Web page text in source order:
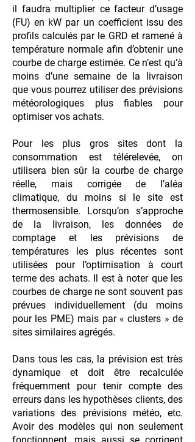
il faudra multiplier ce facteur d’usage
(FU) en kW par un coefficient issu des
profils calculés par le GRD et ramené à
température normale afin d’obtenir une
courbe de charge estimée. Ce n’est qu’à
moins d’une semaine de la livraison
que vous pourrez utiliser des prévisions
météorologiques plus fiables pour
optimiser vos achats.
Pour les plus gros sites dont la
consommation est télérelevée, on
utilisera bien sûr la courbe de charge
réelle, mais corrigée de l’aléa
climatique, du moins si le site est
thermosensible. Lorsqu’on s’approche
de la livraison, les données de
comptage et les prévisions de
températures les plus récentes sont
utilisées pour l’optimisation à court
terme des achats. Il est à noter que les
courbes de charge ne sont souvent pas
prévues individuellement (du moins
pour les PME) mais par « clusters » de
sites similaires agrégés.
Dans tous les cas, la prévision est très
dynamique et doit être recalculée
fréquemment pour tenir compte des
erreurs dans les hypothèses clients, des
variations des prévisions météo, etc.
Avoir des modèles qui non seulement